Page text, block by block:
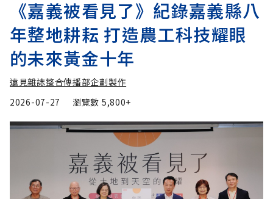
《嘉義被看見了》紀錄嘉義縣八
年整地耕耘 打造農工科技耀眼
的未來黃金十年
遠見雜誌整合傳播部企劃製作
2026-07-27
瀏覽數 5,800+